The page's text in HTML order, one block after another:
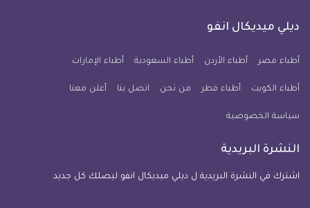
فيسبوكتويتر
يوتيوب
معلومة
للآيفون
ديلي ميديكال انفو
أطباء مصر أطباء الأردن أطباء السعودية أطباء الإمارات
أطباء الكويت أطباء قطر من نحن اتصل بنا أعلن معنا
سياسة الخصوصية
النشرة البريدية
اشترك في النشرة البريدية ل ديلي ميديكال انفو ليصلك كل جديد